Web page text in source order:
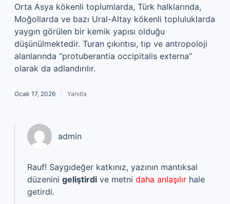
Orta Asya kökenli toplumlarda, Türk halklarında,
Moğollarda ve bazı Ural-Altay kökenli topluluklarda
yaygın görülen bir kemik yapısı olduğu
düşünülmektedir. Turan çıkıntısı, tıp ve antropoloji
alanlarında “protuberantia occipitalis externa”
olarak da adlandırılır.
Ocak 17, 2026 Yanıtla
admin
Rauf! Saygıdeğer katkınız, yazının mantıksal
düzenini geliştirdi ve metni daha anlaşılır hale
getirdi.